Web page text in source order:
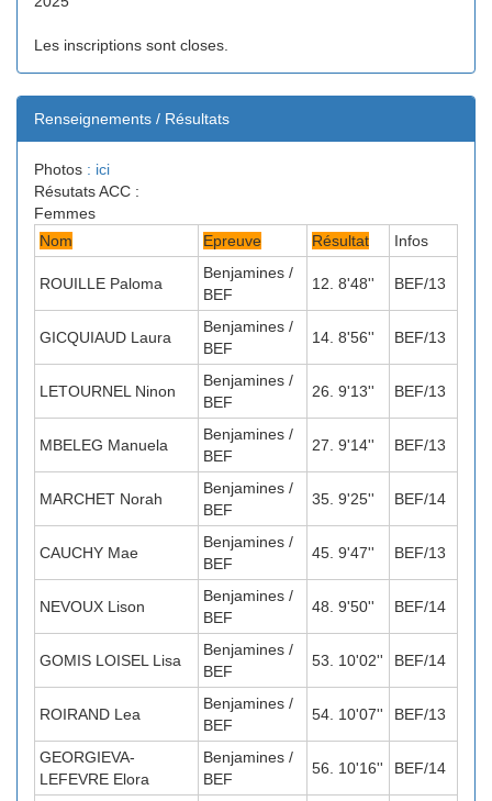
Les inscriptions sont closes.
Renseignements / Résultats
Photos : ici
Résutats ACC :
Femmes
Nom
Epreuve Résultat Infos
ROUILLE Paloma
Benjamines /
BEF
12. 8'48'' BEF/13
GICQUIAUD Laura
Benjamines /
BEF
14. 8'56'' BEF/13
LETOURNEL Ninon
Benjamines /
BEF
26. 9'13'' BEF/13
MBELEG Manuela
Benjamines /
BEF
27. 9'14'' BEF/13
MARCHET Norah
Benjamines /
BEF
35. 9'25'' BEF/14
CAUCHY Mae
Benjamines /
BEF
45. 9'47'' BEF/13
NEVOUX Lison
Benjamines /
BEF
48. 9'50'' BEF/14
GOMIS LOISEL Lisa
Benjamines /
BEF
53. 10'02'' BEF/14
ROIRAND Lea
Benjamines /
BEF
54. 10'07'' BEF/13
GEORGIEVA-
LEFEVRE Elora
Benjamines /
BEF
56. 10'16'' BEF/14